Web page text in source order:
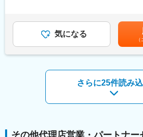
自体の売上アップ・顧客満足度アップ
・ご入社後は営業部門でのマネジメン
リアパスも豊富です。（個人営業への
■業務詳細
＜営業活動＞
・代理店を媒介にした生命保険の販売
＜育成指導＞
・事業継続に向けた人材育成
・商品勉強会の実施
・販売戦略の構築／環境改善
＜新規開拓＞
安であり、経験・能力により変動する
はあくまでも目安の金額であり、選考
あります。月給(月額)は固定手当を含め
気になる
さらに25件読み